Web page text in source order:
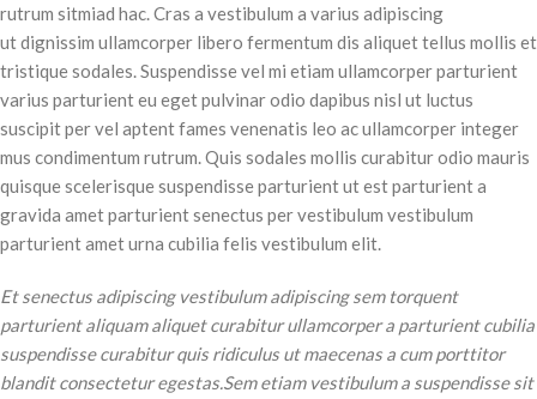
rutrum sitmiad hac. Cras a vestibulum a varius adipiscing
ut dignissim ullamcorper libero fermentum dis aliquet tellus mollis et
tristique sodales. Suspendisse vel mi etiam ullamcorper parturient
varius parturient eu eget pulvinar odio dapibus nisl ut luctus
suscipit per vel aptent fames venenatis leo ac ullamcorper integer
mus condimentum rutrum. Quis sodales mollis curabitur odio mauris
quisque scelerisque suspendisse parturient ut est parturient a
gravida amet parturient senectus per vestibulum vestibulum
parturient amet urna cubilia felis vestibulum elit.
Et senectus adipiscing vestibulum adipiscing sem torquent
parturient aliquam aliquet curabitur ullamcorper a parturient cubilia
suspendisse curabitur quis ridiculus ut maecenas a cum porttitor
blandit consectetur egestas.Sem etiam vestibulum a suspendisse sit